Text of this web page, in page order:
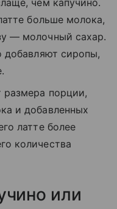
больше молока,
— молочный сахар.
добавляют сиропы,
размера порции,
и добавленных
латте более
количества
или